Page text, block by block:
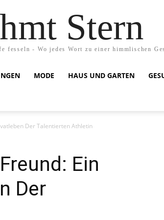
Stern
fesseln - Wo jedes Wort zu einer himmlischen
MODE HAUS UND GARTEN
Der Talentierten Athletin
Ein
Der